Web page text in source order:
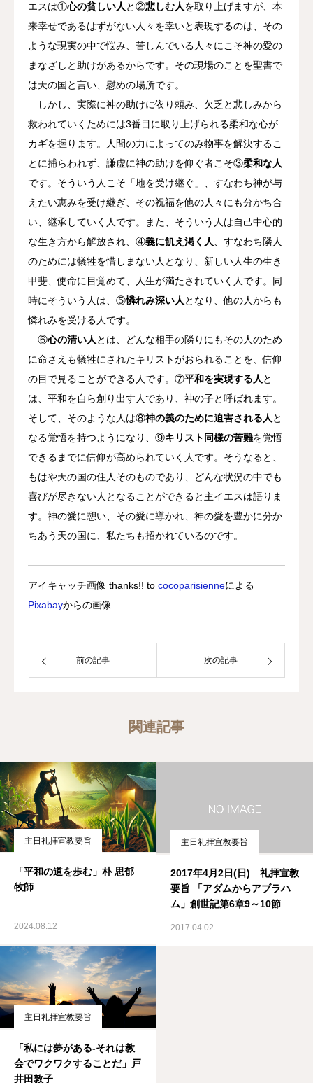
エスは①心の貧しい人 と②悲しむ人を取り上げますが、本
来幸せであるはずがない人々を幸いと表現するのは、その
ような現実の中で悩み、苦しんでいる人々にこそ神の愛の
まなざしと助けがあるからです。その現場のことを聖書で
は天の国と言い、慰めの場所です。
しかし、実際に神の助けに依り頼み、欠乏と悲しみから
救われていくためには3番目に取り上げられる柔和な心が
カギを握ります。人間の力によってのみ物事を解決するこ
とに捕らわれず、謙虚に神の助けを仰ぐ者こそ③柔和な人
です。そういう人こそ「地を受け継ぐ」、すなわち神が与
えたい恵みを受け継ぎ、その祝福を他の人々にも分かち合
い、継承していく人です。また、そういう人は自己中心的
な生き方から解放され、④義に飢え渇く人
、すなわち隣人
のためには犠牲を惜しまない人となり、新しい人生の生き
甲斐、使命に目覚めて、人生が満たされていく人です。同
時にそういう人は、⑤憐れみ深い人 となり、他の人からも
憐れみを受ける人です。
⑥心の清い人 とは、どんな相手の隣りにもその人のため
に命さえも犠牲にされたキリストがおられることを、信仰
の目で見ることができる人です。⑦平和を実現する人 と
は、平和を自ら創り出す人であり、神の子と呼ばれます。
そして、そのような人は⑧神の義のために迫害される人 と
なる覚悟を持つようになり、⑨キリスト同様の苦難を覚悟
できるまでに信仰が高められていく人です。そうなると、
もはや天の国の住人そのものであり、どんな状況の中でも
喜びが尽きない人となることができると主イエスは語りま
す。神の愛に憩い、その愛に導かれ、神の愛を豊かに分か
ちあう天の国に、私たちも招かれているのです。
アイキャッチ画像 thanks!! to cocoparisienneによる
Pixabayからの画像
前の記事 次の記事
関連記事
主日礼拝宣教要旨
「平和の道を歩む」朴 思郁
牧師
2024.08.12
主日礼拝宣教要旨
2017年4月2日(日) 礼拝宣教
要旨 「アダムからアブラハ
ム」創世記第6章9～10節
2017.04.02
主日礼拝宣教要旨
「私には夢がある-それは教
会でワクワクすることだ」戸
井田敦子